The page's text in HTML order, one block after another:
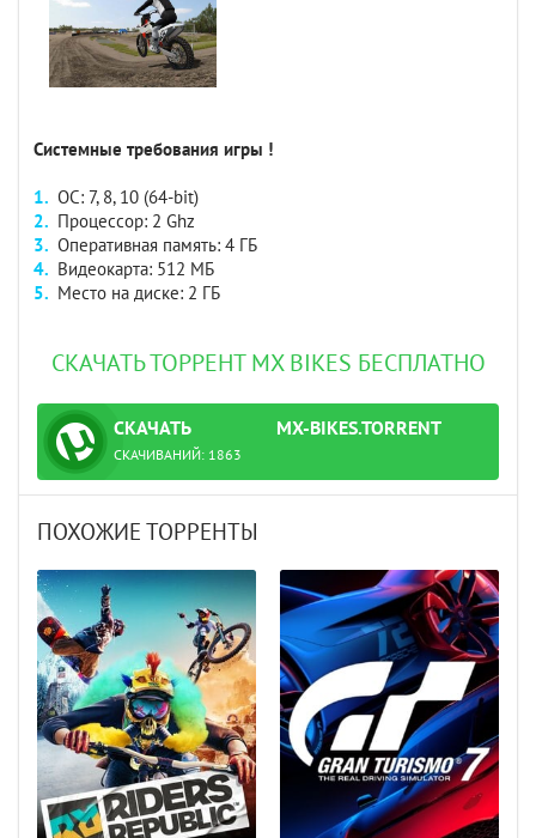
Системные требования игры !
ОС: 7, 8, 10 (64-bit)
Процессор: 2 Ghz
Оперативная память: 4 ГБ
Видеокарта: 512 МБ
Место на диске: 2 ГБ
СКАЧАТЬ ТОРРЕНТ MX BIKES БЕСПЛАТНО
СКАЧАТЬ
ТОРРЕНТ
MX-BIKES.TORRENT
СКАЧИВАНИЙ: 1863
ПОХОЖИЕ ТОРРЕНТЫ